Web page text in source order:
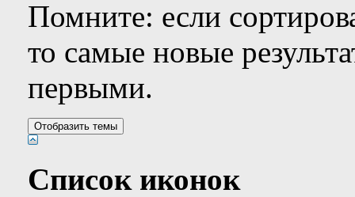
Помните: если
то самые новые
первыми.
Список иконок